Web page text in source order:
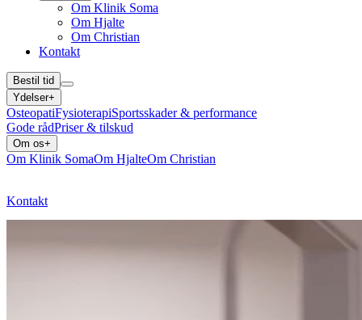
Om Klinik Soma
Om Hjalte
Om Christian
Kontakt
Bestil tid
Ydelser+
OsteopatiFysioterapiSportsskader & performance
Gode rådPriser & tilskud
Om os+
Om Klinik SomaOm HjalteOm Christian
Kontakt